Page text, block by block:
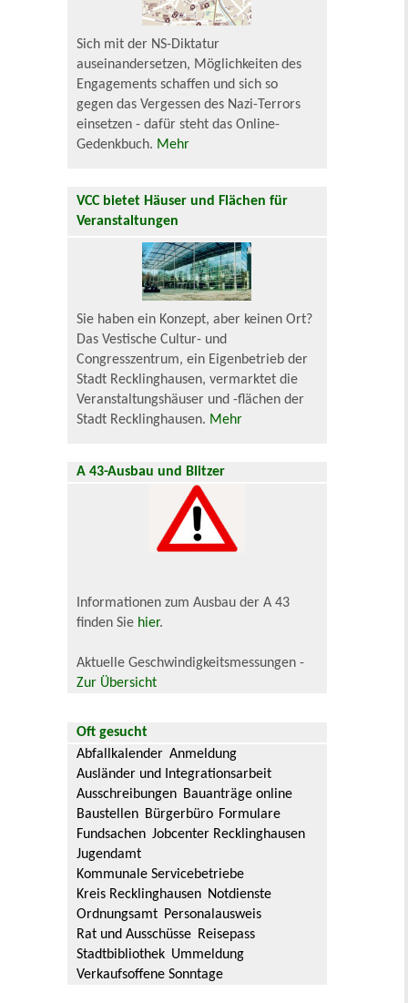
Sich mit der NS-Diktatur
auseinandersetzen, Möglichkeiten des
Engagements schaffen und sich so
gegen das Vergessen des Nazi-Terrors
einsetzen - dafür steht das Online-
Gedenkbuch. Mehr
VCC bietet Häuser und Flächen für
Veranstaltungen
Sie haben ein Konzept, aber keinen Ort?
Das Vestische Cultur- und
Congresszentrum, ein Eigenbetrieb der
Stadt Recklinghausen, vermarktet die
Veranstaltungshäuser und -flächen der
Stadt Recklinghausen. Mehr
A 43-Ausbau und Blitzer
Informationen zum Ausbau der A 43
finden Sie hier.
Aktuelle Geschwindigkeitsmessungen -
Zur Übersicht
Oft gesucht
Abfallkalender Anmeldung
Ausländer und Integrationsarbeit
Ausschreibungen Bauanträge online
Baustellen Bürgerbüro Formulare
Fundsachen Jobcenter Recklinghausen
Jugendamt
Kommunale Servicebetriebe
Kreis Recklinghausen Notdienste
Ordnungsamt Personalausweis
Rat und Ausschüsse Reisepass
Stadtbibliothek Ummeldung
Verkaufsoffene Sonntage